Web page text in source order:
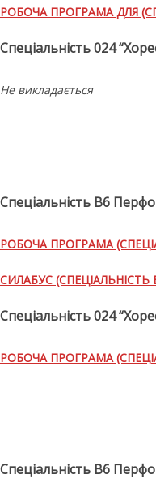
РОБОЧА ПРОГРАМА ДЛЯ
Спеціальність 024
Не викладається
Спеціальність В6
РОБОЧА ПРОГРАМА
СИЛАБУС
Спеціальність 024
РОБОЧА ПРОГРАМА
Спеціальність В6